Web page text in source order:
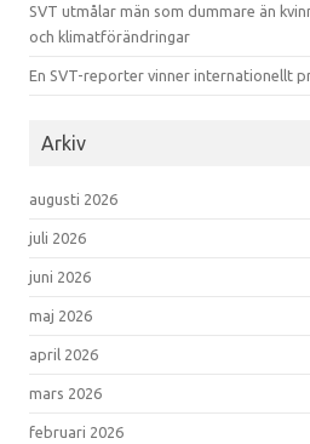
SVT utmålar män som dummare än
och klimatförändringar
En SVT-reporter vinner internationellt
Arkiv
augusti 2026
juli 2026
juni 2026
maj 2026
april 2026
mars 2026
februari 2026